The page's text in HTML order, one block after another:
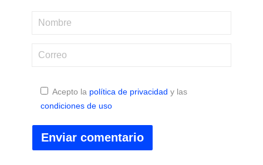
Acepto la política de privacidad y las
condiciones de uso